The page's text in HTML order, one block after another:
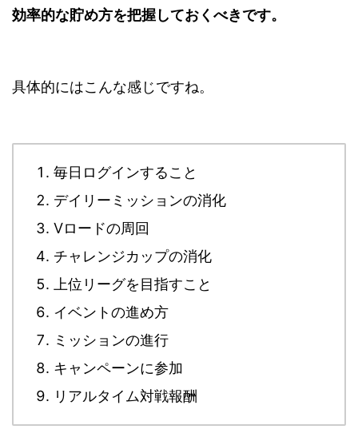
効率的な貯め方を把握しておくべきです。
具体的にはこんな感じですね。
毎日ログインすること
デイリーミッションの消化
Vロードの周回
チャレンジカップの消化
上位リーグを目指すこと
イベントの進め方
ミッションの進行
キャンペーンに参加
リアルタイム対戦報酬